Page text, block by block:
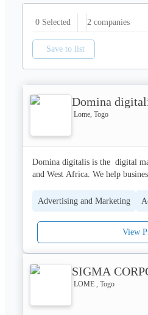
0 Selected 2 companies
Save to list
Domina
Lome, Togo
Domina digitalis is the  digital
and West Africa. We help
Africa.
OUR ACTIVITIES
-Graphics
-Web and mobile development
-Consulting
Advertising and Marketing
View
SIGMA
LOME , Togo